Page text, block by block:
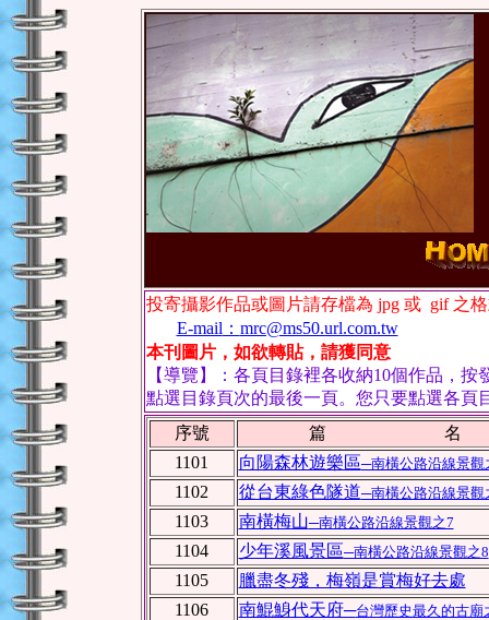
投寄攝影作品或圖片請存檔為 jpg 或gif 之
E-mail ： mrc@ms50.url.com.tw
本刊圖片，如欲轉貼，請獲同意
【導覽】：各頁目錄裡各收納10個作品，
點選目錄頁次的最後一頁。您只要點選各頁
序號
篇 名
1101
向陽森林遊樂區─南橫公路沿線景觀
1102 從台東綠色隧道─南橫公路沿線景觀
1103 南橫梅山─南橫公路沿線景觀之7
1104 少年溪風景區─南橫公路沿線景觀之8
1105
臘盡冬殘，梅嶺是賞梅好去處
1106
南鯤鯓代天府─台灣歷史最久的古廟